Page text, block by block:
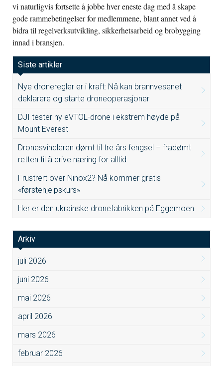
vi naturligvis fortsette å jobbe hver eneste dag med å skape
gode rammebetingelser for medlemmene, blant annet ved å
bidra til regelverksutvikling, sikkerhetsarbeid og brobygging
innad i bransjen.
Siste artikler
Nye droneregler er i kraft: Nå kan brannvesenet
deklarere og starte droneoperasjoner
DJI tester ny eVTOL-drone i ekstrem høyde på
Mount Everest
Dronesvindleren dømt til tre års fengsel – fradømt
retten til å drive næring for alltid
Frustrert over Ninox2? Nå kommer gratis
«førstehjelpskurs»
Her er den ukrainske dronefabrikken på Eggemoen
Arkiv
juli 2026
juni 2026
mai 2026
april 2026
mars 2026
februar 2026